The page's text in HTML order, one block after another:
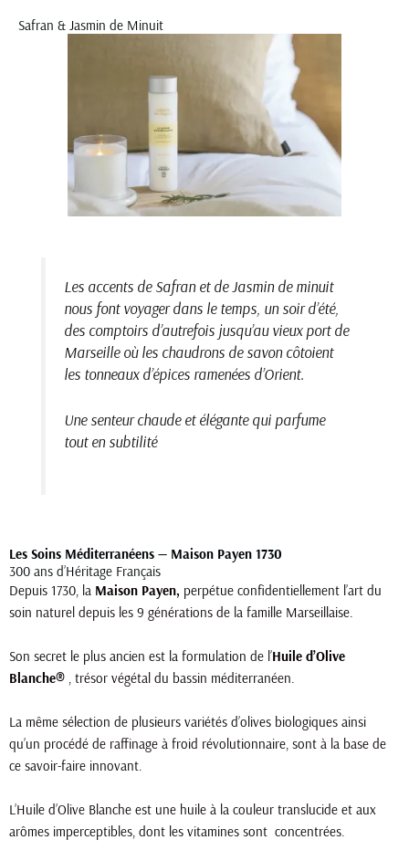
Safran & Jasmin de Minuit
Les accents de Safran et de Jasmin de minuit
nous font voyager dans le temps, un soir d’été,
des comptoirs d’autrefois jusqu’au vieux port de
Marseille où les chaudrons de savon côtoient
les tonneaux d’épices ramenées d’Orient.
Une senteur chaude et élégante qui parfume
tout en subtilité
Les Soins Méditerranéens — Maison Payen 1730
300 ans d’Héritage Français
Depuis 1730, la Maison Payen, perpétue confidentiellement l’art du
soin naturel depuis les 9 générations de la famille Marseillaise.
Son secret le plus ancien est la formulation de l’Huile d’Olive
Blanche® , trésor végétal du bassin méditerranéen.
La même sélection de plusieurs variétés d’olives biologiques ainsi
qu’un procédé de raffinage à froid révolutionnaire, sont à la base de
ce savoir-faire innovant.
L’Huile d’Olive Blanche est une huile à la couleur translucide et aux
arômes imperceptibles, dont les vitamines sont concentrées.